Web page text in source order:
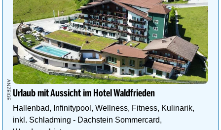
Urlaub mit Aussicht im Hotel Waldfrieden
Hallenbad, Infinitypool, Wellness, Fitness, Kulinarik,
inkl. Schladming - Dachstein Sommercard,